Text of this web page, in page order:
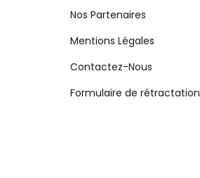
Nos Partenaires
Mentions Légales
Contactez-Nous
Formulaire de rétractation